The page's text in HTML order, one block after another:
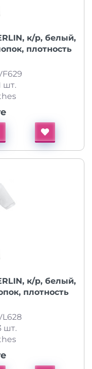
к/р, белый,
плотность
шт.
к/р, белый,
плотность
шт.